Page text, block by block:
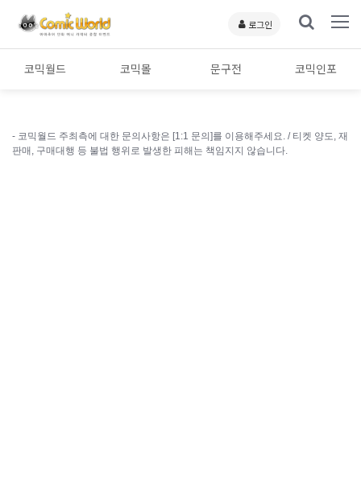
로그인
코믹월드 코믹몰 문구전 코믹인포
- 코믹월드 주최측에 대한 문의사항은 [1:1 문의]를 이용해주세요. / 티켓 양도, 재
판매, 구매대행 등 불법 행위로 발생한 피해는 책임지지 않습니다.